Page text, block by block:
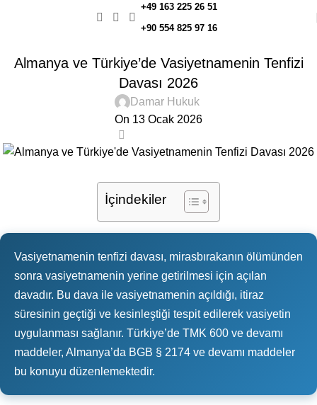
+49 163 225 26 51
+90 554 825 97 16
Almanya ve Türkiye’de Vasiyetnamenin Tenfizi
Davası 2026
Damar Hukuk
On 13 Ocak 2026
İçindekiler
Vasiyetnamenin tenfizi davası, mirasbırakanın ölümünden
sonra vasiyetnamenin yerine getirilmesi için açılan
davadır. Bu dava ile vasiyetnamenin açıldığı, itiraz
süresinin geçtiği ve kesinleştiği tespit edilerek vasiyetin
uygulanması sağlanır. Türkiye’de TMK 600 ve devamı
maddeler, Almanya’da BGB § 2174 ve devamı maddeler
bu konuyu düzenlemektedir.